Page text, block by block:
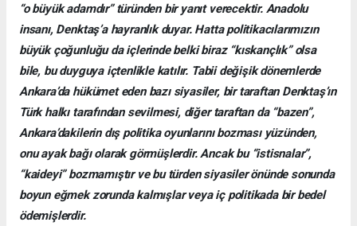
“o büyük adamdır” türünden bir yanıt verecektir. Anadolu
insanı, Denktaş’a hayranlık duyar. Hatta politikacılarımızın
büyük çoğunluğu da içlerinde belki biraz “kıskançlık” olsa
bile, bu duyguya içtenlikle katılır. Tabii değişik dönemlerde
Ankara’da hükümet eden bazı siyasiler, bir taraftan Denktaş’ın
Türk halkı tarafından sevilmesi, diğer taraftan da “bazen”,
Ankara’dakilerin dış politika oyunlarını bozması yüzünden,
onu ayak bağı olarak görmüşlerdir. Ancak bu “istisnalar”,
“kaideyi” bozmamıştır ve bu türden siyasiler önünde sonunda
boyun eğmek zorunda kalmışlar veya iç politikada bir bedel
ödemişlerdir.